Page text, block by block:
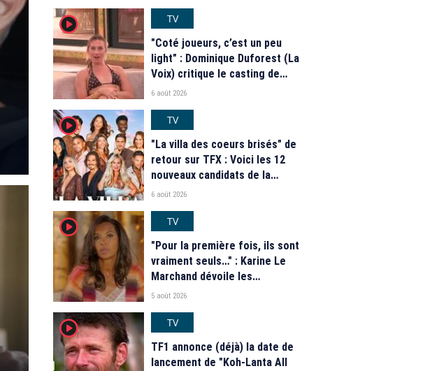
player2
TV
"Coté joueurs, c’est un peu
light" : Dominique Duforest (La
Voix) critique le casting de
"Secret Story" 2026
6 août 2026
player2
TV
"La villa des coeurs brisés" de
retour sur TFX : Voici les 12
nouveaux candidats de la
saison 2026
6 août 2026
player2
TV
"Pour la première fois, ils sont
vraiment seuls…" : Karine Le
Marchand dévoile les
nouveautés des speed dating
2026
5 août 2026
player2
TV
TF1 annonce (déjà) la date de
lancement de "Koh-Lanta All